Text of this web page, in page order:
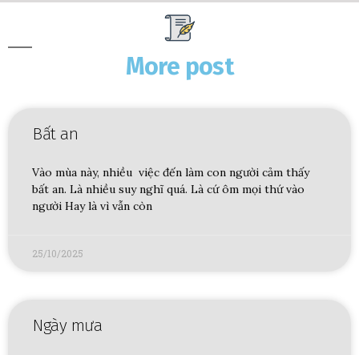
More post
Bất an
Vào mùa này, nhiều việc đến làm con người cảm thấy
bất an. Là nhiều suy nghĩ quá. Là cứ ôm mọi thứ vào
người Hay là vì vẫn còn
25/10/2025
Ngày mưa